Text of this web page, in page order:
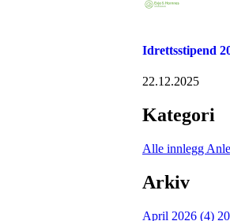
Idrettsstipend
22.12.2025
Kategori
Alle innlegg
Arkiv
April 2026 (4)